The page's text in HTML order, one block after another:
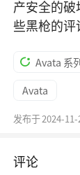
产安全的
些黑枪的评
Avata 系
Avata
发布于2024-11-
评论